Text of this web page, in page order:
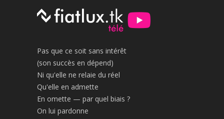
Pas que ce soit sans intérêt
(son succès en dépend)
Ni qu'elle ne relaie du réel
Qu'elle en admette
En omette — par quel biais ?
On lui pardonne